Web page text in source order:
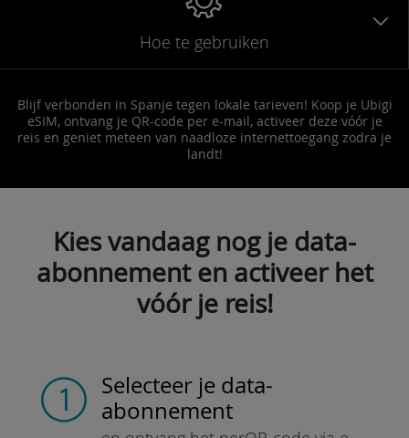
Hoe te gebruiken
Blijf verbonden in Spanje tegen lokale tarieven! Koop je Ubigi
eSIM, ontvang je QR-code per e-mail, activeer deze vóór je
reis en geniet meteen van naadloze internettoegang zodra je
landt!
Kies vandaag nog je data-
abonnement en activeer het
vóór je reis!
Selecteer je data-
abonnement